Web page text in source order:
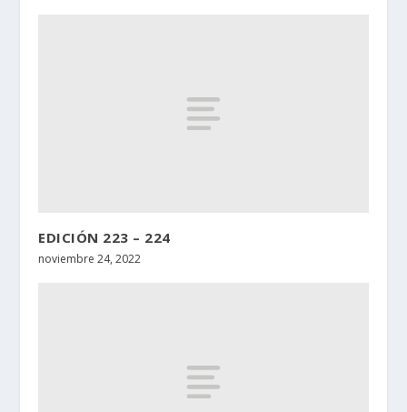
EDICIÓN 223 – 224
noviembre 24, 2022